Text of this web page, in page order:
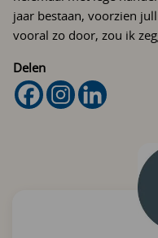
jaar bestaan, voorzien
vooral zo door, zou ik
Delen